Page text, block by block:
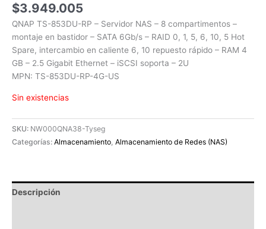
$3.949.005
QNAP TS-853DU-RP – Servidor NAS – 8 compartimentos –
montaje en bastidor – SATA 6Gb/s – RAID 0, 1, 5, 6, 10, 5 Hot
Spare, intercambio en caliente 6, 10 repuesto rápido – RAM 4
GB – 2.5 Gigabit Ethernet – iSCSI soporta – 2U
MPN: TS-853DU-RP-4G-US
Sin existencias
SKU: NW000QNA38-Tyseg
Categorías: Almacenamiento, Almacenamiento de Redes (NAS)
Descripción